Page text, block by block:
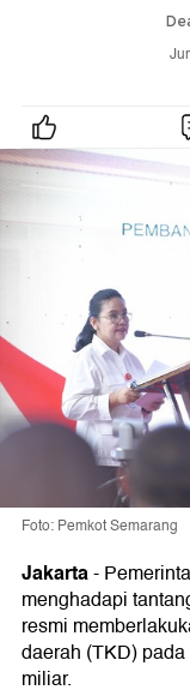
Foto: Pemkot Semarang
Jakarta-
menghadapi
resmi
daerah (TKD)
miliar.